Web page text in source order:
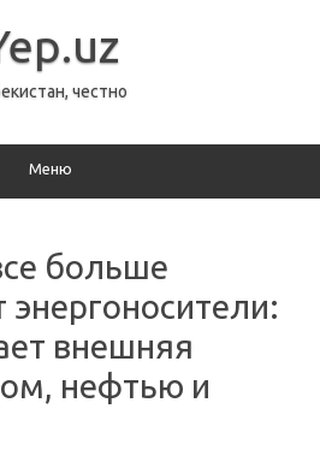
честно
Меню
больше
внешняя
нефтью и